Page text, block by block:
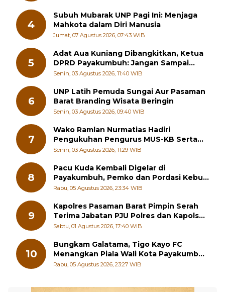
4
Mahkota dalam Diri Manusia
Jumat, 07 Agustus 2026, 07:43 WIB
5
Adat Aua Kuniang Dibangkitkan, Ketua
DPRD Payakumbuh: Jangan Sampai
Generasi Muda Hilang Jati Diri
Senin, 03 Agustus 2026, 11:40 WIB
6
UNP Latih Pemuda Sungai Aur Pasaman
Barat Branding Wisata Beringin
Senin, 03 Agustus 2026, 09:40 WIB
7
Wako Ramlan Nurmatias Hadiri
Pengukuhan Pengurus MUS-KB Serta
LMKB Periode 2026-2031,
Senin, 03 Agustus 2026, 11:29 WIB
8
Pacu Kuda Kembali Digelar di
Payakumbuh, Pemko dan Pordasi Kebut
Persiapan!
Rabu, 05 Agustus 2026, 23:34 WIB
9
Kapolres Pasaman Barat Pimpin Serah
Terima Jabatan PJU Polres dan Kapolsek
Sungai Beremas
Sabtu, 01 Agustus 2026, 17:40 WIB
10
Bungkam Galatama, Tigo Kayo FC
Menangkan Piala Wali Kota Payakumbuh
Cup 2026
Rabu, 05 Agustus 2026, 23:27 WIB